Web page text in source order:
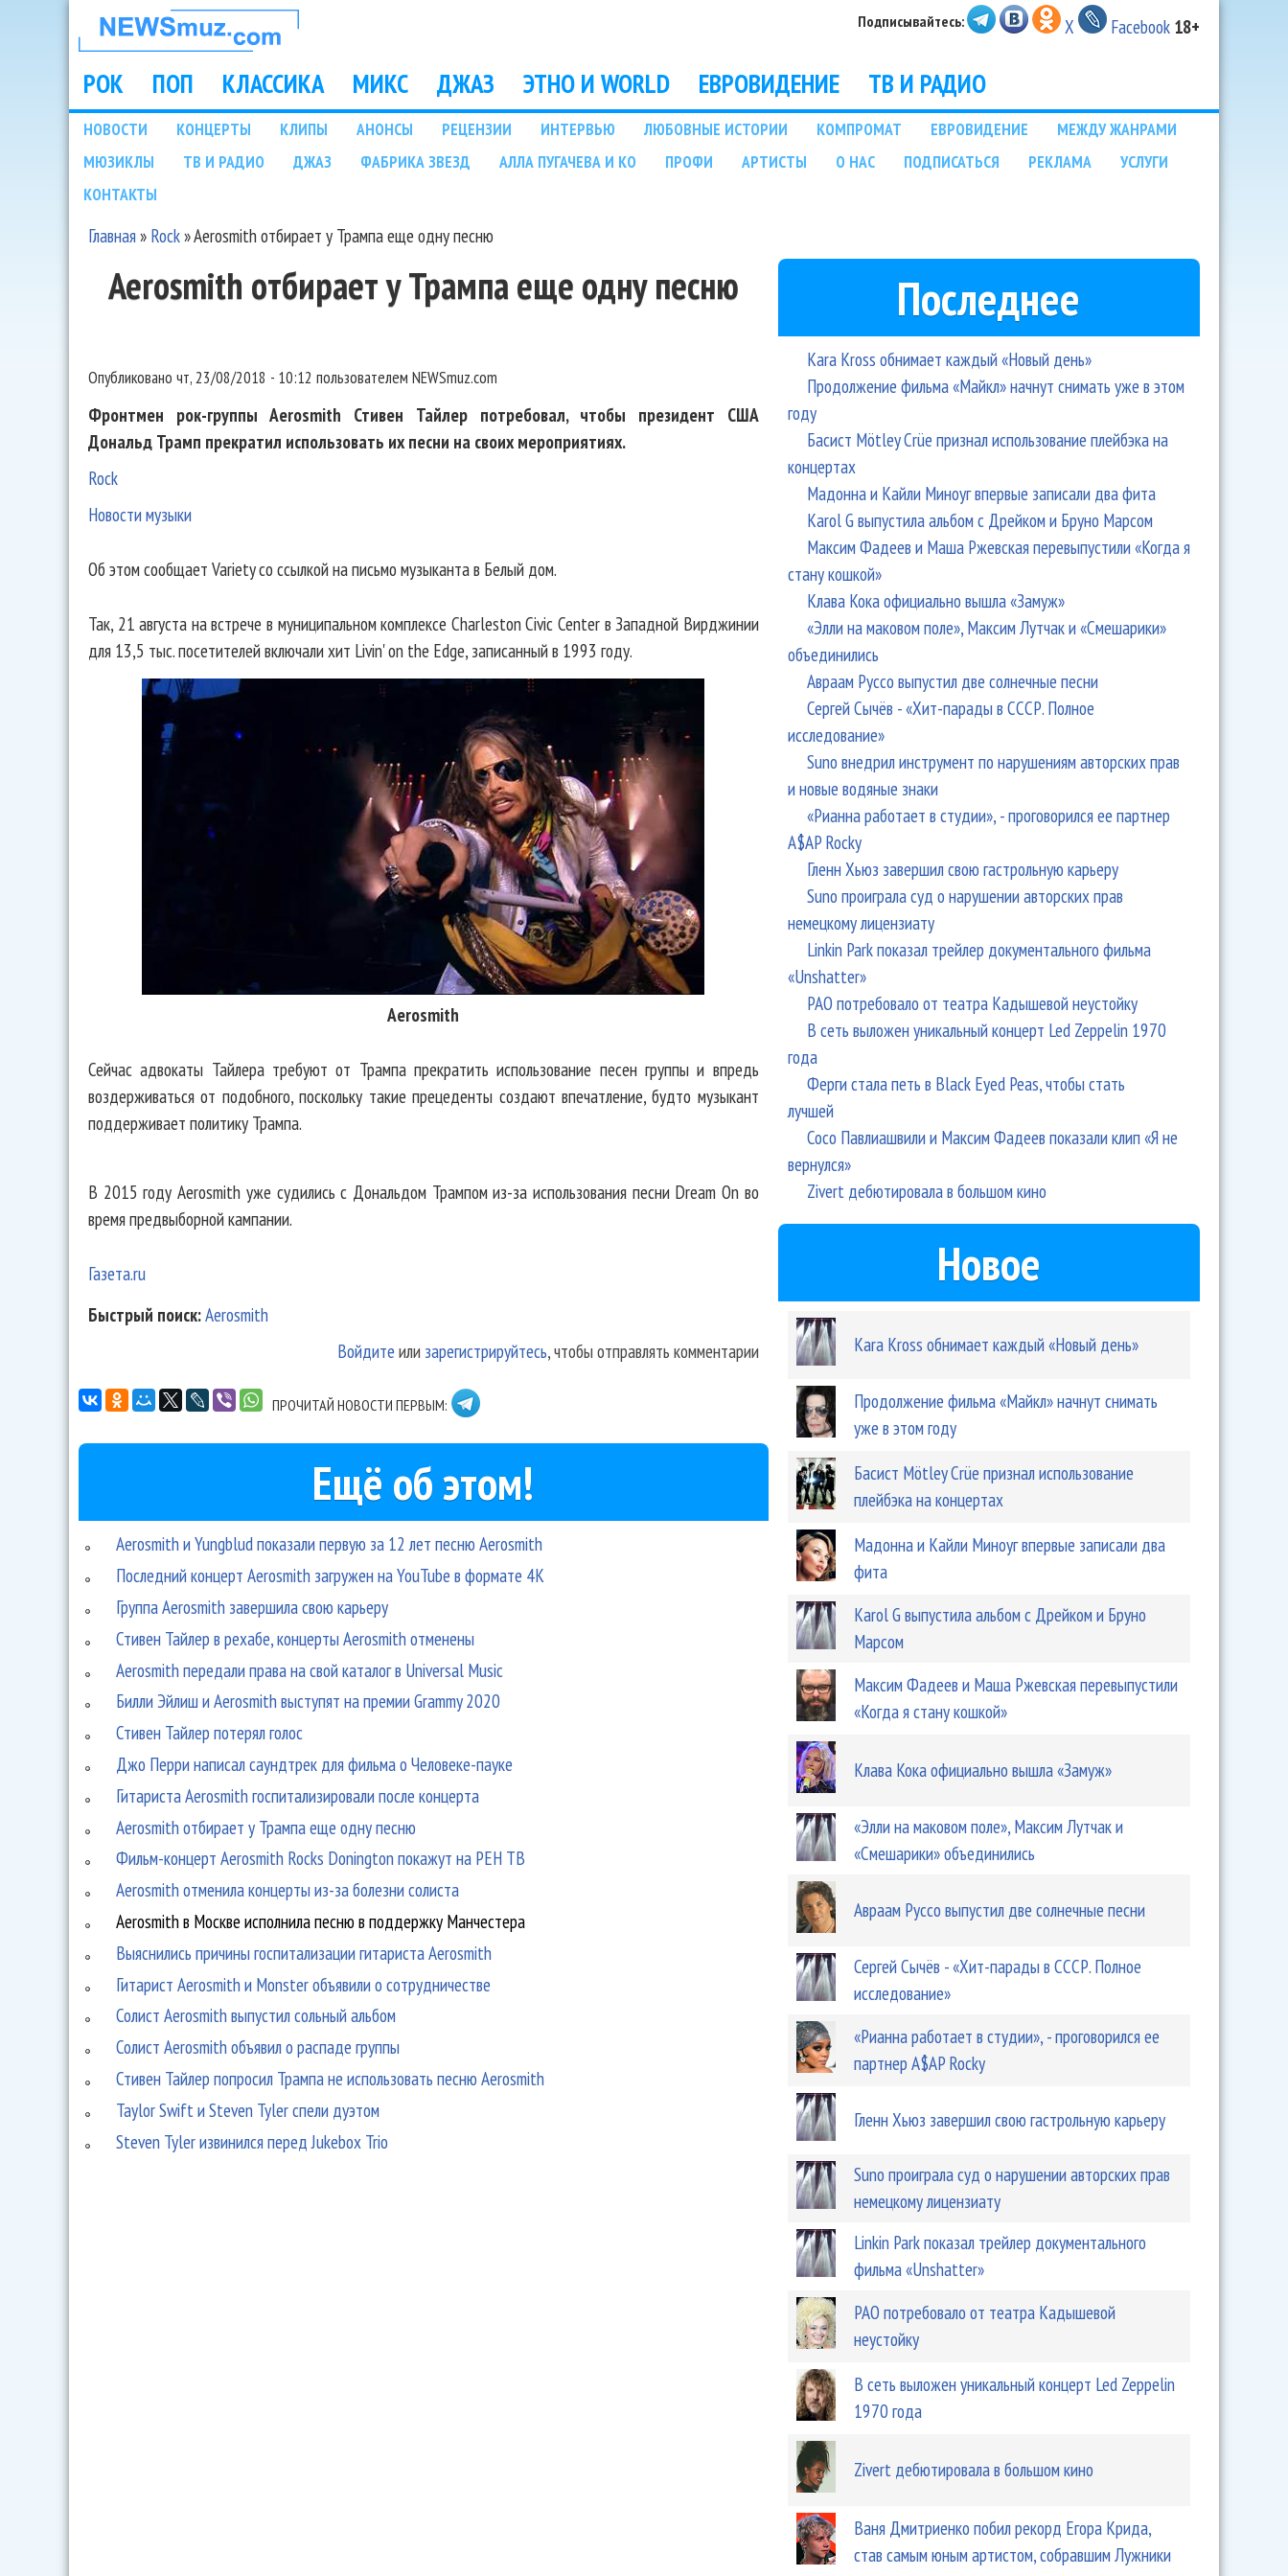
НОВОСТИ
МУЗЫКИ И
ШОУ БИЗНЕСА
NEWSMUZ.COM
Подписывайтесь: X Facebook 18+
Main menu
РОК ПОП КЛАССИКА МИКС ДЖАЗ ЭТНО И WORLD ЕВРОВИДЕНИЕ ТВ И РАДИО
Подразделы
НОВОСТИ КОНЦЕРТЫ КЛИПЫ АНОНСЫ РЕЦЕНЗИИ ИНТЕРВЬЮ ЛЮБОВНЫЕ ИСТОРИИ КОМПРОМАТ ЕВРОВИДЕНИЕ
МЕЖДУ ЖАНРАМИ
МЮЗИКЛЫ
ТВ И РАДИО ДЖАЗ ФАБРИКА ЗВЕЗД АЛЛА ПУГАЧЕВА И КО ПРОФИ АРТИСТЫ О НАС ПОДПИСАТЬСЯ РЕКЛАМА
УСЛУГИ
КОНТАКТЫ
Главная» Rock»Aerosmith отбирает у Трампа еще одну песню
Aerosmith отбирает у Трампа еще одну песню
Опубликовано чт, 23/08/2018 - 10:12 пользователем NEWSmuz.com
Фронтмен рок-группы Aerosmith Стивен Тайлер потребовал, чтобы президент США
Дональд Трамп прекратил использовать их песни на своих мероприятиях.
Rock
Новости музыки
Об этом сообщает Variety со ссылкой на письмо музыканта в Белый дом.
Так, 21 августа на встрече в муниципальном комплексе Charleston Civic Center в Западной Вирджинии
для 13,5 тыс. посетителей включали хит Livin' on the Edge, записанный в 1993 году.
Aerosmith
Сейчас адвокаты Тайлера требуют от Трампа прекратить использование песен группы и впредь
воздерживаться от подобного, поскольку такие прецеденты создают впечатление, будто музыкант
поддерживает политику Трампа.
В 2015 году Aerosmith уже судились с Дональдом Трампом из-за использования песни Dream On во
время предвыборной кампании.
Газета.ru
Быстрый поиск:Aerosmith
Войдите или зарегистрируйтесь, чтобы отправлять комментарии
ПРОЧИТАЙ НОВОСТИ ПЕРВЫМ:
Ещё об этом!
Aerosmith и Yungblud показали первую за 12 лет песню Aerosmith
Последний концерт Aerosmith загружен на YouTube в формате 4K
Группа Aerosmith завершила свою карьеру
Стивен Тайлер в рехабе, концерты Aerosmith отменены
Aerosmith передали права на свой каталог в Universal Music
Билли Эйлиш и Aerosmith выступят на премии Grammy 2020
Стивен Тайлер потерял голос
Джо Перри написал саундтрек для фильма о Человеке-пауке
Гитариста Aerosmith госпитализировали после концерта
Aerosmith отбирает у Трампа еще одну песню
Фильм-концерт Aerosmith Rocks Donington покажут на РЕН ТВ
Aerosmith отменила концерты из-за болезни солиста
Aerosmith в Москве исполнила песню в поддержку Манчестера
Выяснились причины госпитализации гитариста Aerosmith
Гитарист Aerosmith и Monster объявили о сотрудничестве
Солист Aerosmith выпустил сольный альбом
Солист Aerosmith объявил о распаде группы
Стивен Тайлер попросил Трампа не использовать песню Aerosmith
Taylor Swift и Steven Tyler спели дуэтом
Steven Tyler извинился перед Jukebox Trio
Последнее
Kara Kross обнимает каждый «Новый день»
Продолжение фильма «Майкл» начнут снимать уже в этом
году
Басист Mötley Crüe признал использование плейбэка на
концертах
Мадонна и Кайли Миноуг впервые записали два фита
Karol G выпустила альбом с Дрейком и Бруно Марсом
Максим Фадеев и Маша Ржевская перевыпустили «Когда я
стану кошкой»
Клава Кока официально вышла «Замуж»
«Элли на маковом поле», Максим Лутчак и «Смешарики»
объединились
Авраам Руссо выпустил две солнечные песни
Сергей Сычёв - «Хит-парады в СССР. Полное
исследование»
Suno внедрил инструмент по нарушениям авторских прав
и новые водяные знаки
«Рианна работает в студии», - проговорился ее партнер
A$AP Rocky
Гленн Хьюз завершил свою гастрольную карьеру
Suno проиграла суд о нарушении авторских прав
немецкому лицензиату
Linkin Park показал трейлер документального фильма
«Unshatter»
РАО потребовало от театра Кадышевой неустойку
В сеть выложен уникальный концерт Led Zeppelin 1970
года
Ферги стала петь в Black Eyed Peas, чтобы стать
лучшей
Сосо Павлиашвили и Максим Фадеев показали клип «Я не
вернулся»
Zivert дебютировала в большом кино
Новое
Kara Kross обнимает каждый «Новый день»
Продолжение фильма «Майкл» начнут снимать
уже в этом году
Басист Mötley Crüe признал использование
плейбэка на концертах
Мадонна и Кайли Миноуг впервые записали два
фита
Karol G выпустила альбом с Дрейком и Бруно
Марсом
Максим Фадеев и Маша Ржевская перевыпустили
«Когда я стану кошкой»
Клава Кока официально вышла «Замуж»
«Элли на маковом поле», Максим Лутчак и
«Смешарики» объединились
Авраам Руссо выпустил две солнечные песни
Сергей Сычёв - «Хит-парады в СССР. Полное
исследование»
«Рианна работает в студии», - проговорился ее
партнер A$AP Rocky
Гленн Хьюз завершил свою гастрольную карьеру
Suno проиграла суд о нарушении авторских прав
немецкому лицензиату
Linkin Park показал трейлер документального
фильма «Unshatter»
РАО потребовало от театра Кадышевой
неустойку
В сеть выложен уникальный концерт Led Zeppelin
1970 года
Zivert дебютировала в большом кино
Ваня Дмитриенко побил рекорд Егора Крида,
став самым юным артистом, собравшим Лужники